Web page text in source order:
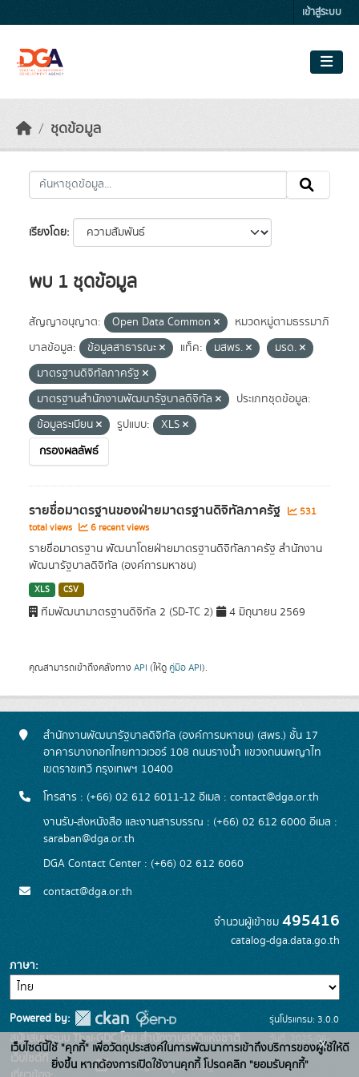
เข้าสู่ระบบ
ชุดข้อมูล
เรียงโดย
พบ 1 ชุดข้อมูล
สัญญาอนุญาต: Open Data Common
หมวดหมู่ตามธรรมาภิ
บาลข้อมูล:
ข้อมูลสาธารณะ แท็ค: มสพร.
มรด.
มาตรฐานดิจิทัลภาครัฐ
มาตรฐานสำนักงานพัฒนารัฐบาลดิจิทัล
ประเภทชุดข้อมูล:
ข้อมูลระเบียน
รูปแบบ:
XLS
กรองผลลัพธ์
รายชื่อมาตรฐานของฝ่ายมาตรฐานดิจิทัลภาครัฐ
531
total views
6 recent views
รายชื่อมาตรฐาน พัฒนาโดยฝ่ายมาตรฐานดิจิทัลภาครัฐ สำนักงาน
พัฒนารัฐบาลดิจิทัล (องค์การมหาชน)
XLS CSV
ทีมพัฒนามาตรฐานดิจิทัล 2 (SD-TC 2) 4 มิถุนายน 2569
คุณสามารถเข้าถึงคลังทาง API (ให้ดู คู่มือ API).
สำนักงานพัฒนารัฐบาลดิจิทัล (องค์การมหาชน) (สพร.) ชั้น 17
อาคารบางกอกไทยทาวเวอร์ 108 ถนนรางน้ำ แขวงถนนพญาไท
เขตราชเทวี กรุงเทพฯ 10400
โทรสาร : (+66) 02 612 6011-12 อีเมล : contact@dga.or.th
งานรับ-ส่งหนังสือ และงานสารบรรณ : (+66) 02 612 6000 อีเมล :
saraban@dga.or.th
DGA Contact Center : (+66) 02 612 6060
contact@dga.or.th
จำนวนผู้เข้าชม 495416
catalog-dga.data.go.th
ภาษา
Powered by:
สนับสนุนระบบ Thai-GDC โดย สำนักงานสถิติแห่งชาติ
เว็บไซต์ที่
ระบบบัญชีข้อมูลภาครัฐ
รุ่นโปรแกรม: 3.0.0
วันที่: 2025-06-
26
เว็บไซต์นี้ใช้ "คุกกี้" เพื่อวัตถุประสงค์ในการพัฒนาการเข้าถึงบริการของผู้ใช้ให้ดี
ยิ่งขึ้น หากต้องการเปิดใช้งานคุกกี้ โปรดคลิก "ยอมรับคุกกี้"
x